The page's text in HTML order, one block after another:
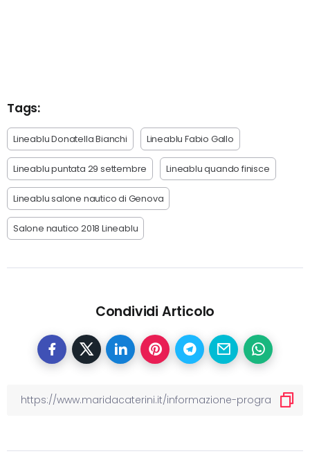
Tags:
Lineablu Donatella Bianchi Lineablu Fabio Gallo
Lineablu puntata 29 settembre Lineablu quando finisce
Lineablu salone nautico di Genova
Salone nautico 2018 Lineablu
Condividi Articolo